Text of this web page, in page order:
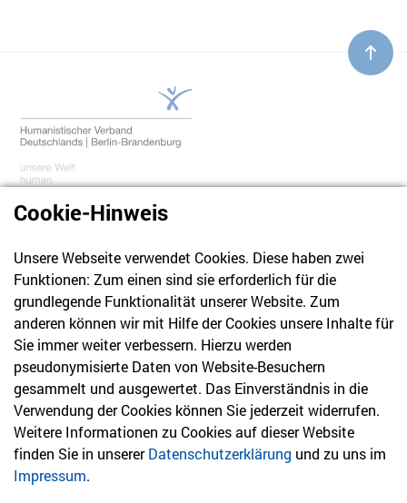
030 61 39 04 10
info@hvd-bb.de
Newsletter
Bleiben Sie mit unserem Newsletter auf dem aktuellsten
Stand mit Themen, die Sie interessieren.
Jetzt anmelden
Cookie-Hinweis
Unsere Webseite verwendet Cookies. Diese haben zwei
Funktionen: Zum einen sind sie erforderlich für die
grundlegende Funktionalität unserer Website. Zum
anderen können wir mit Hilfe der Cookies unsere Inhalte für
Sie immer weiter verbessern. Hierzu werden
pseudonymisierte Daten von Website-Besuchern
gesammelt und ausgewertet. Das Einverständnis in die
Verwendung der Cookies können Sie jederzeit widerrufen.
Weitere Informationen zu Cookies auf dieser Website
finden Sie in unsererDatenschutzerklärung und zu uns im
Impressum.